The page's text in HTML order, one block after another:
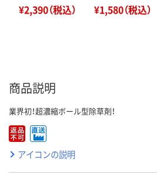
¥2,390（税込） ¥1,580（税込）
商品説明
業界初！超濃縮ボール型除草剤！
アイコンの説明